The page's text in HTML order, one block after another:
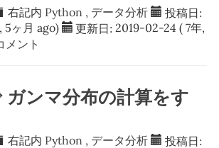
右記内 Python , データ分析 投稿日:
5ヶ月 ago) 更新日: 2019-02-24 ( 7年,
ント
ンマ分布の計算をす
右記内 Python , データ分析 投稿日: